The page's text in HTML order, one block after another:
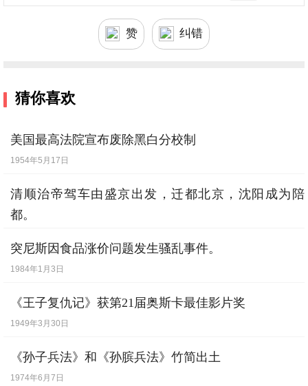
赞 纠错
猜你喜欢
美国最高法院宣布废除黑白分校制
1954年5月17日
清顺治帝驾车由盛京出发，迁都北京，沈阳成为陪
都。
突尼斯因食品涨价问题发生骚乱事件。
1984年1月3日
《王子复仇记》获第21届奥斯卡最佳影片奖
1949年3月30日
《孙子兵法》和《孙膑兵法》竹简出土
1974年6月7日